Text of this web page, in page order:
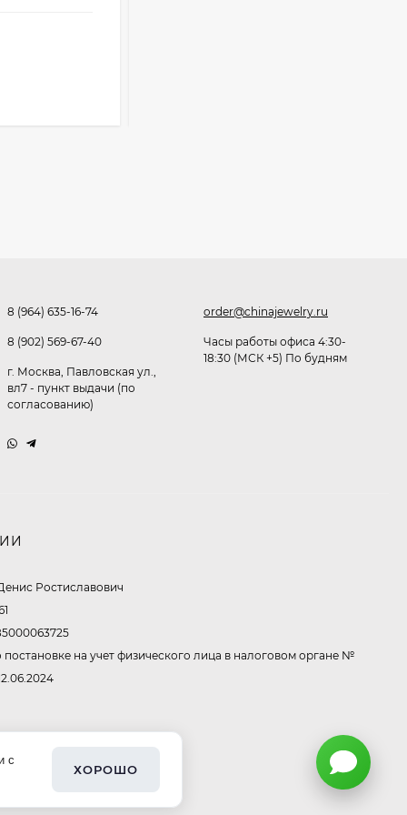
477₽
8 (964) 635-16-74
8 (902) 569-67-40
г. Москва, Павловская ул.,
вл7 - пункт выдачи (по
согласованию)
order@chinajewelry.ru
Часы работы офиса 4:30-
18:30 (МСК +5) По будням
Ростиславович
на учет физического лица в налоговом органе №
с
ХОРОШО